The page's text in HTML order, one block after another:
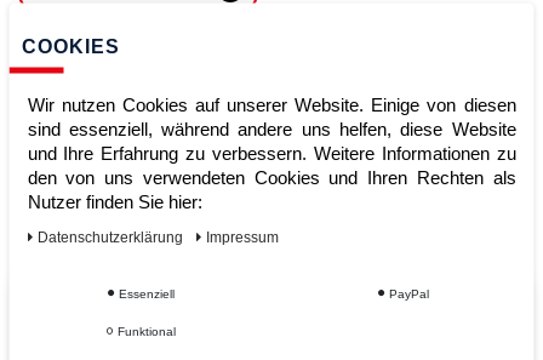
ZUM WARENKORB
Sofort lieferbar
Kauf auf Rechnung
COOKIES
Wir nutzen Cookies auf unserer Website. Einige von diesen
sind essenziell, während andere uns helfen, diese Website
und Ihre Erfahrung zu verbessern. Weitere Informationen zu
den von uns verwendeten Cookies und Ihren Rechten als
Nutzer finden Sie hier:
Daten­schutz­erklärung Impressum
Essenziell PayPal
Funktional